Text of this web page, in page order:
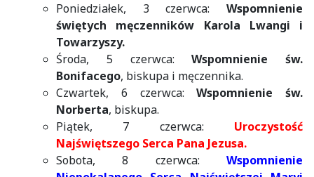
Poniedziałek, 3 czerwca: Wspomnienie
świętych męczenników Karola Lwangi i
Towarzyszy.
Środa, 5 czerwca:Wspomnienie św.
Bonifacego, biskupa i męczennika.
Czwartek, 6 czerwca:Wspomnienie św.
Norberta, biskupa.
Piątek, 7 czerwca: Uroczystość
Najświętszego Serca Pana Jezusa.
Sobota, 8 czerwca: Wspomnienie